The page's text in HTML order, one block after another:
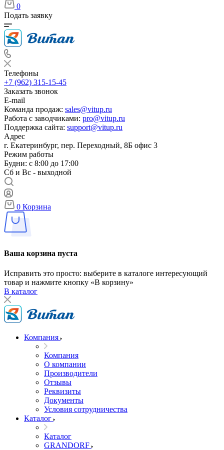
0
Подать заявку
Телефоны
+7 (962) 315-15-45
Заказать звонок
E-mail
Команда продаж: sales@vitup.ru
Работа с заводчиками: pro@vitup.ru
Поддержка сайта: support@vitup.ru
Адрес
г. Екатеринбург, пер. Переходный, 8Б офис 3
Режим работы
Будни: с 8:00 до 17:00
Сб и Вс - выходной
0 Корзина
Ваша корзина пуста
Исправить это просто: выберите в каталоге интересующий
товар и нажмите кнопку «В корзину»
В каталог
Компания
Компания
О компании
Производители
Отзывы
Реквизиты
Документы
Условия сотрудничества
Каталог
Каталог
GRANDORF